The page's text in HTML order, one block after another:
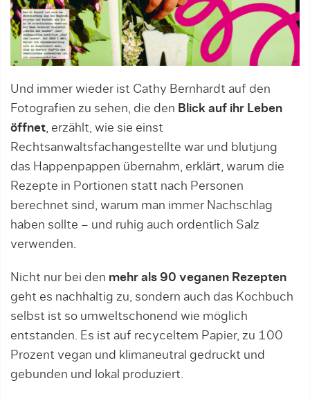
Und immer wieder ist Cathy Bernhardt auf den
Fotografien zu sehen, die den Blick auf ihr Leben
öffnet, erzählt, wie sie einst
Rechtsanwaltsfachangestellte war und blutjung
das Happenpappen übernahm, erklärt, warum die
Rezepte in Portionen statt nach Personen
berechnet sind, warum man immer Nachschlag
haben sollte – und ruhig auch ordentlich Salz
verwenden.
Nicht nur bei den mehr als 90 veganen Rezepten
geht es nachhaltig zu, sondern auch das Kochbuch
selbst ist so umweltschonend wie möglich
entstanden. Es ist auf recyceltem Papier, zu 100
Prozent vegan und klimaneutral gedruckt und
gebunden und lokal produziert.